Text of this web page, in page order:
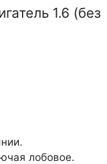
1.6 (без
лобовое.